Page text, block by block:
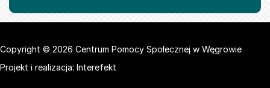
Copyright © 2026 Centrum Pomocy Społecznej w Węgrowie
Projekt i realizacja: Interefekt